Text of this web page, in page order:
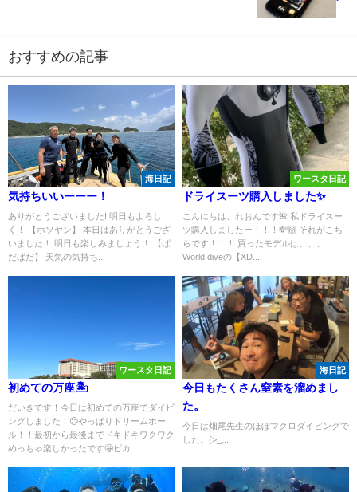
おすすめの記事
海日記
気持ちいいーーー！
ありがとうございました! 明日もよろし
く！ 【ホソヤン】 本日はありがとうござ
いました！ 明日も楽しみましょう！ 【ぱ
だぱだ】 天気の気持ち...
ワースタ日記
ドライスーツ購入しました✨
こんにちは、れおんです🌺 私ドライスー
ツ購入しましたー！！！💸🙌 それがこち
らです！！！ 買ったモデルは、、、
World diveの【XD...
ワースタ日記
初めての万座🏝️
だいきです！今日は初めての万座でダイビ
ングしました！😊やっぱりドリームホー
ル！！最初から最後までドキドキワクワク
めっちゃ楽しかったです🤩ピカ...
海日記
今日もたくさん窒素を溜めまし
た。
今日は畑尾先生のほぼマクロダイビングで
した。(>_...